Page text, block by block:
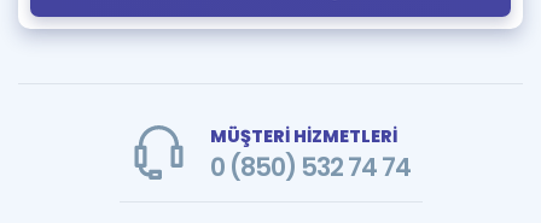
MÜŞTERİ HİZMETLERİ
0 (850) 532 74 74